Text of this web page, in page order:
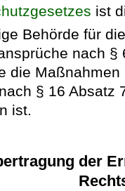
ist
Behörde für
nach
die
§ 16 Absatz
ist.
der